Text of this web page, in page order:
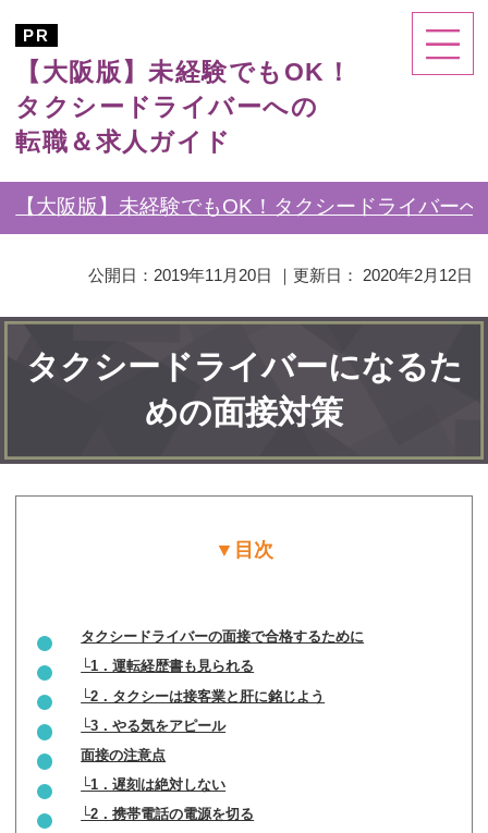
【大阪版】未経験でもOK！
タクシードライバーへの
転職＆求人ガイド
【大阪版】未経験でもOK！タクシードライバー
公開日： 2019年11月20日 ｜更新日： 2020年2月12日
タクシードライバーになるた
めの面接対策
▼目次
タクシードライバーの面接で合格するために
└1．運転経歴書も見られる
└2．タクシーは接客業と肝に銘じよう
└3．やる気をアピール
面接の注意点
└1．遅刻は絶対しない
└2．携帯電話の電源を切る